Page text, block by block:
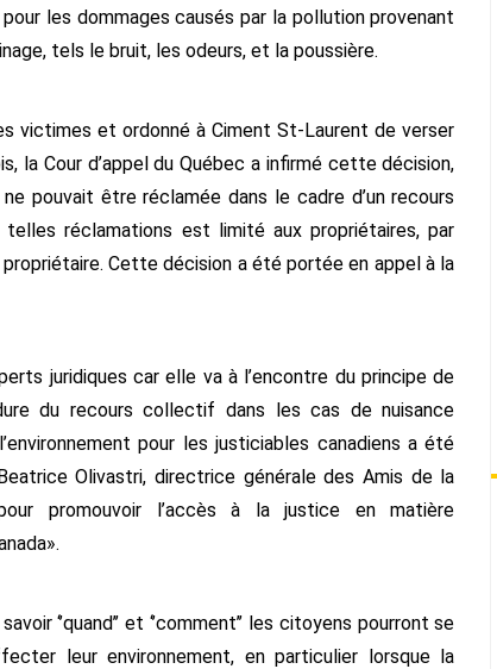
les dommages causés par la pollution provenant
tels le bruit, les odeurs, et la poussière.
victimes et ordonné à Ciment St-Laurent de verser
la Cour d’appel du Québec a infirmé cette décision,
pouvait être réclamée dans le cadre d’un recours
réclamations est limité aux propriétaires, par
Cette décision a été portée en appel à la
juridiques car elle va à l’encontre du principe de
du recours collectif dans les cas de nuisance
pour les justiciables canadiens a été
Olivastri, directrice générale des Amis de la
promouvoir l’accès à la justice en matière
‘’quand’’ et ‘’comment’’ les citoyens pourront se
leur environnement, en particulier lorsque la